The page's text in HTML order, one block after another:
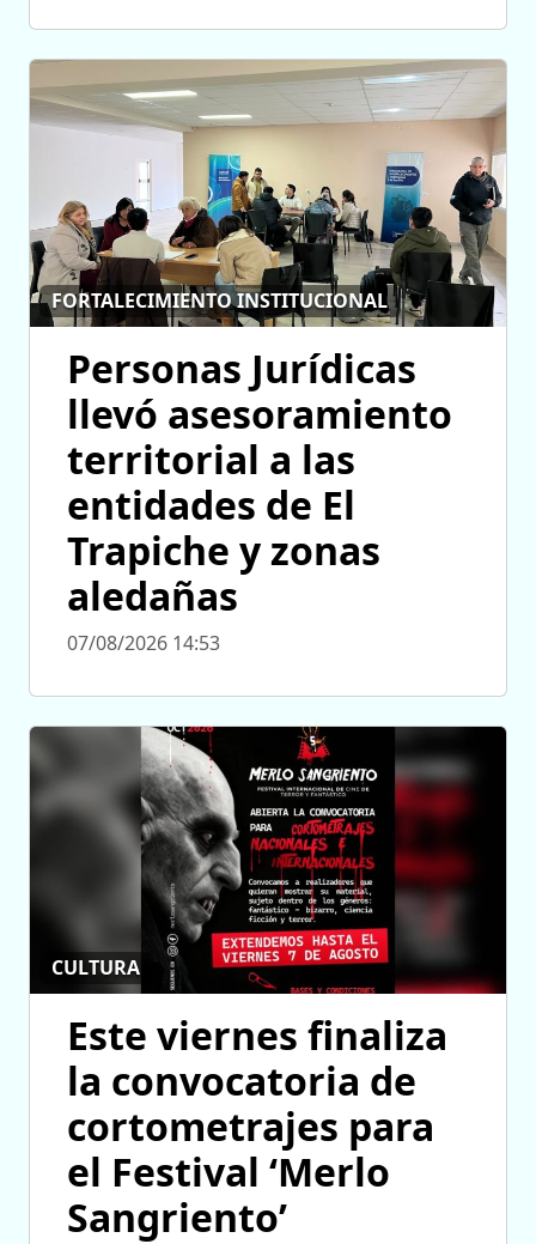
FORTALECIMIENTO INSTITUCIONAL
Personas Jurídicas
llevó asesoramiento
territorial a las
entidades de El
Trapiche y zonas
aledañas
07/08/2026 14:53
CULTURA
Este viernes finaliza
la convocatoria de
cortometrajes para
el Festival ‘Merlo
Sangriento’